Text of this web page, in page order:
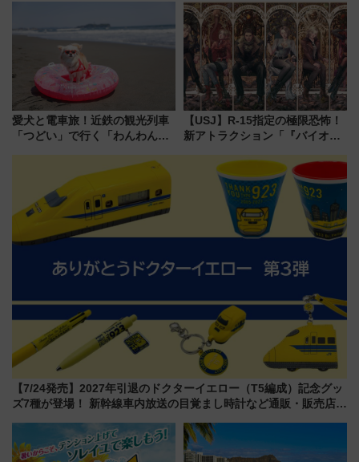
愛犬と電車旅！近鉄の観光列車
「つどい」で行く「わんわん列
【USJ】R-15指定の極限恐怖！
新アトラクション「『バイオハ
ブ」今秋登場 ―予測不能の恐
怖に泣き叫べ―
【7/24発売】2027年引退のドクターイエロー（T5編成）記念グッ
ズ7種が登場！ 新幹線車内放送の目覚まし時計など通販・販売店舗